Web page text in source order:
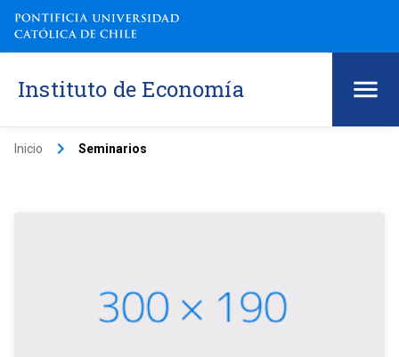
Instituto de Economía
Inicio keyboard_arrow_right Seminarios